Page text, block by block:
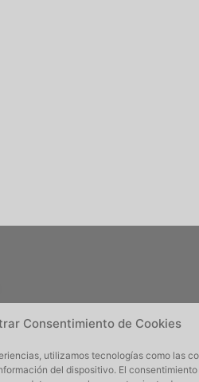
Consentimiento de Cookies
utilizamos tecnologías como las
del dispositivo. El